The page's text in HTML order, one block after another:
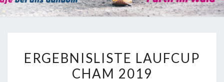
LAUFCUP
CHAM
ERGEBNISLISTE LAUFCUP
CHAM 2019